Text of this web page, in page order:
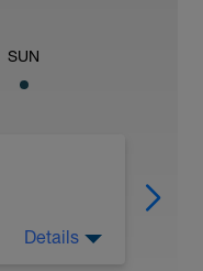
SUN
Details